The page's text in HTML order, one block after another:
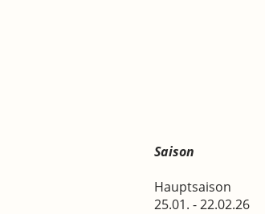
Hauptsaison
25.01.